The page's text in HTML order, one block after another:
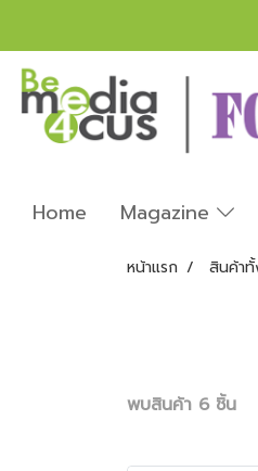
Home Magazine
หน้าแรก สินค้า
พบสินค้า 6 ชิ้น